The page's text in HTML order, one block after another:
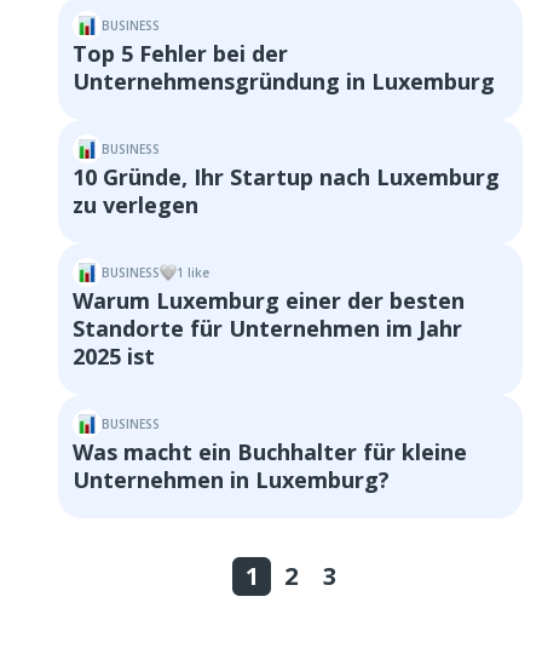
BUSINESS
Top 5 Fehler bei der
Unternehmensgründung in Luxemburg
BUSINESS
10 Gründe, Ihr Startup nach Luxemburg
zu verlegen
BUSINESS 1 like
Warum Luxemburg einer der besten
Standorte für Unternehmen im Jahr
2025 ist
BUSINESS
Was macht ein Buchhalter für kleine
Unternehmen in Luxemburg?
1 2 3